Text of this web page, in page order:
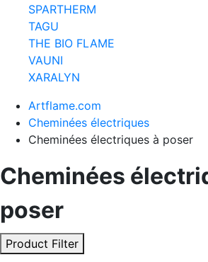
SPARTHERM
TAGU
THE BIO FLAME
VAUNI
XARALYN
Artflame.com
Cheminées électriques
Cheminées électriques à poser
Cheminées
poser
Product Filter